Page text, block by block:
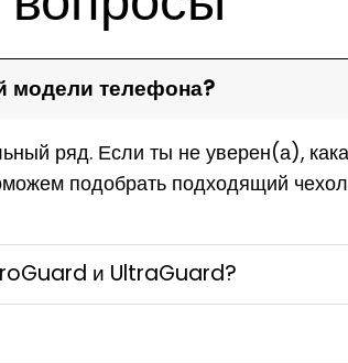
модели телефона?
ряд. Если ты не уверен(а),
подобрать подходящий
и UltraGuard?